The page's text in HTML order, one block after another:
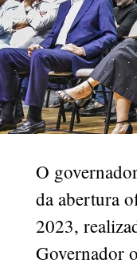
O
da abertura
2023,
Governador